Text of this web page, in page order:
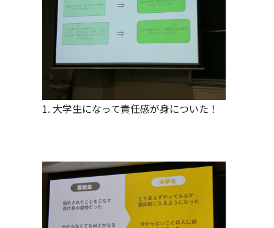
1. 大学生になって責任感が身についた！